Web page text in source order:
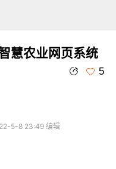
慧农业网页系统
5
5-8 23:49 编辑